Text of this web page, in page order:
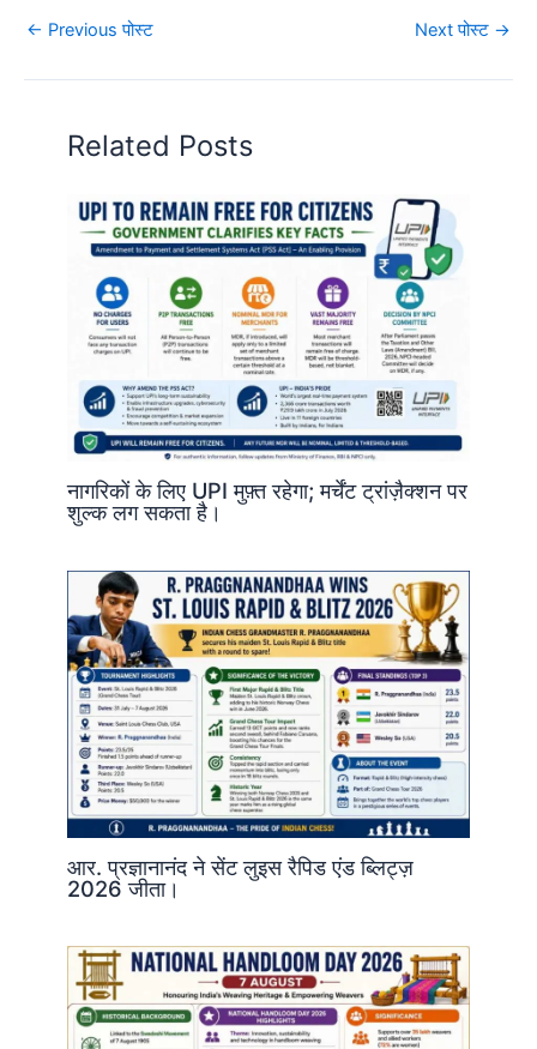
← Previous पोस्ट Next पोस्ट →
Related Posts
नागरिकों के लिए UPI मुफ़्त रहेगा; मर्चेंट ट्रांज़ैक्शन पर
शुल्क लग सकता है।
आर. प्रज्ञानानंद ने सेंट लुइस रैपिड एंड ब्लिट्ज़
2026 जीता।